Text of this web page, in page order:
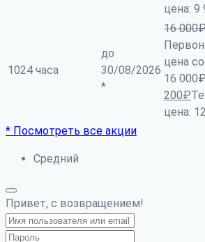
цена: 9
1024 часа
до
30/08/2026
*
16 000
цена
16
200₽
цена:
* Посмотреть все акции
Средний
Привет, с возвращением!